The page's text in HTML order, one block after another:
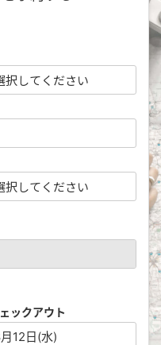
ックアウト
12日(水)